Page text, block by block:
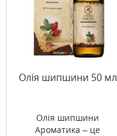
Олія шипшини 50 мл
Олія шипшини
Ароматика – це